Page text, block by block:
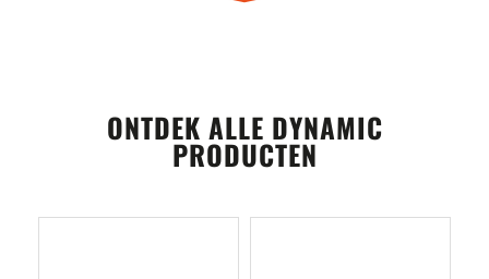
ONTDEK ALLE DYNAMIC
PRODUCTEN